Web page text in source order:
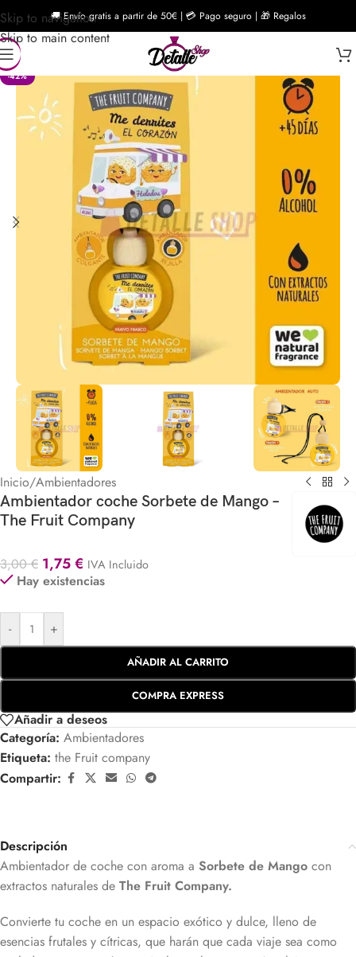
Skip to navigation
Skip to main content
🚚 Envío gratis a partir de 50€ | 💳 Pago seguro | 🎁 Regalos
-42%
Inicio/Ambientadores
Ambientador coche Sorbete de Mango –
The Fruit Company
3,00€ 1,75€ IVA Incluido
Hay existencias
- +
AÑADIR AL CARRITO
COMPRA EXPRESS
Añadir a deseos
Categoría: Ambientadores
Etiqueta: the Fruit company
Compartir:
Descripción
Ambientador de coche con aroma a Sorbete de Mango con
extractos naturales de The Fruit Company.
Convierte tu coche en un espacio exótico y dulce, lleno de
esencias frutales y cítricas, que harán que cada viaje sea como